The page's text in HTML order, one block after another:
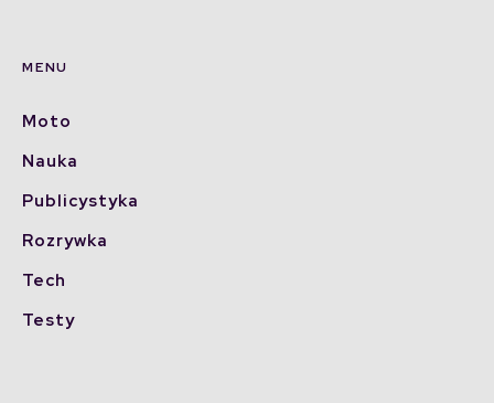
MENU
Moto
Nauka
Publicystyka
Rozrywka
Tech
Testy